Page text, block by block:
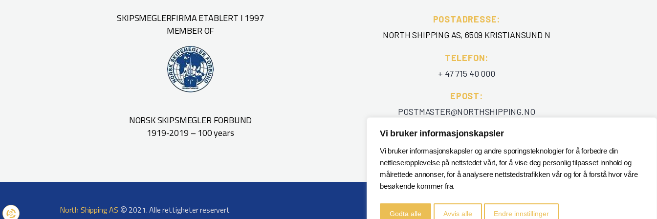
Vi bruker informasjonskapsler
Vi bruker informasjonskapsler og andre sporingsteknologier for å forbedre din
nettleseropplevelse på nettstedet vårt, for å vise deg personlig tilpasset innhold og
målrettede annonser, for å analysere nettstedstrafikken vår og for å forstå hvor våre
besøkende kommer fra.
Godta alle Avvis alle Endre innstillinger
SKIPSMEGLERFIRMA ETABLERT I 1997
MEMBER OF
NORSK SKIPSMEGLER FORBUND
1919-2019 – 100 years
POSTADRESSE:
NORTH SHIPPING AS, 6509 KRISTIANSUND N
TELEFON:
+ 47 715 40 000
EPOST:
POSTMASTER@NORTHSHIPPING.NO
North Shipping AS © 2021. Alle rettigheter reservert